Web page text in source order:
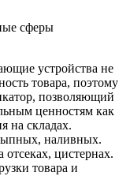
сферы
устройства не
товара, поэтому
позволяющий
ценностям как
на складах.
наливных.
цистернах.
товара и